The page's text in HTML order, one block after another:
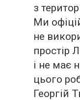
з
Ми
не
простір
і не має
цього
Георгій